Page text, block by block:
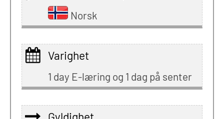
Norsk
Varighet
1 day E-læring og 1 dag på senter